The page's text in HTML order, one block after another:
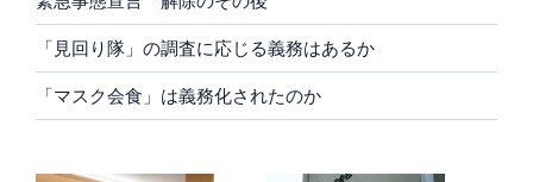
「見回り隊」の調査に応じる義務はあるか
「マスク会食」は義務化されたのか